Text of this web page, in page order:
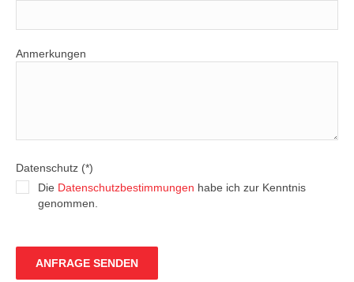
Anmerkungen
Datenschutz (*)
Die Datenschutzbestimmungen habe ich zur Kenntnis
genommen.